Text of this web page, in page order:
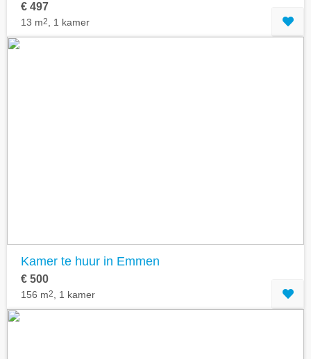
€ 497
13 m2 , 1 kamer
Kamer te huur in Emmen
€ 500
156 m2 , 1 kamer